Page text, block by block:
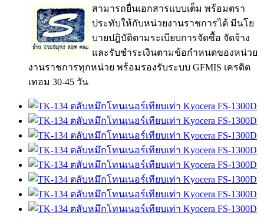
สามารถยื่นเอกสารแบบเต็ม พร้อมตรา
ประทับให้กับหน่วยงานราชการได้ มีนโย
บายปฎิบัติตามระเบียบการจัดซื้อ จัดจ้าง
และรับชำระเงินตามข้อกำหนดของหน่วย
งานราชการทุกหน่วย พร้อมรองรับระบบ GFMIS เครดิต
เทอม 30-45 วัน